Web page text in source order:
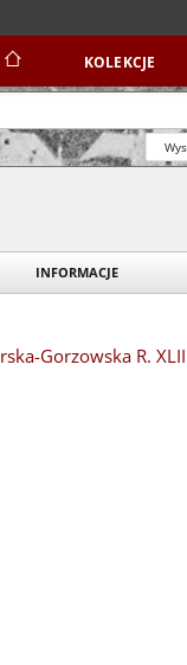
KOLEKCJE
INFORMACJE
Gorzowska R.